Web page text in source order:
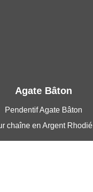
Agate Bâton
Pendentif Agate Bâton
chaîne en Argent Rhodié